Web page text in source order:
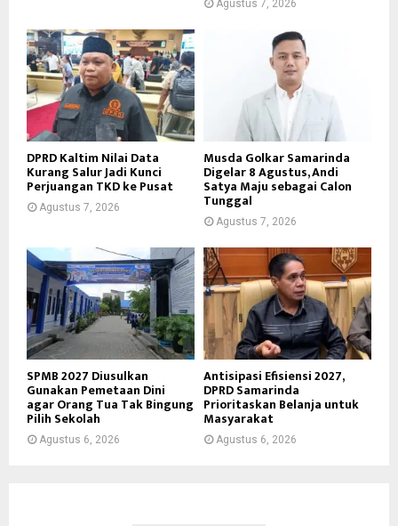
Agustus 7, 2026
DPRD Kaltim Nilai Data
Kurang Salur Jadi Kunci
Perjuangan TKD ke Pusat
Agustus 7, 2026
Musda Golkar Samarinda
Digelar 8 Agustus, Andi
Satya Maju sebagai Calon
Tunggal
Agustus 7, 2026
SPMB 2027 Diusulkan
Gunakan Pemetaan Dini
agar Orang Tua Tak Bingung
Pilih Sekolah
Agustus 6, 2026
Antisipasi Efisiensi 2027,
DPRD Samarinda
Prioritaskan Belanja untuk
Masyarakat
Agustus 6, 2026